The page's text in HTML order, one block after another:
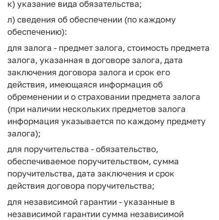
к) указание вида обязательства;
л) сведения об обеспечении (по каждому
обеспечению):
для залога - предмет залога, стоимость предмета
залога, указанная в договоре залога, дата
заключения договора залога и срок его
действия, имеющаяся информация об
обременении и о страховании предмета залога
(при наличии нескольких предметов залога
информация указывается по каждому предмету
залога);
для поручительства - обязательство,
обеспечиваемое поручительством, сумма
поручительства, дата заключения и срок
действия договора поручительства;
для независимой гарантии - указанные в
независимой гарантии сумма независимой